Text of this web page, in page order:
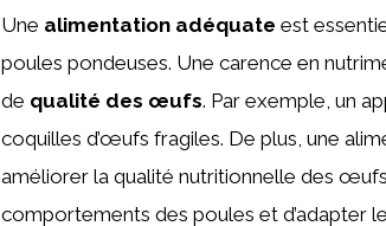
Une alimentation adéquate est
poules pondeuses. Une carence en
de qualité des œufs. Par exemple, un
coquilles d’œufs fragiles. De plus, une
améliorer la qualité nutritionnelle des
comportements des poules et d’adapter